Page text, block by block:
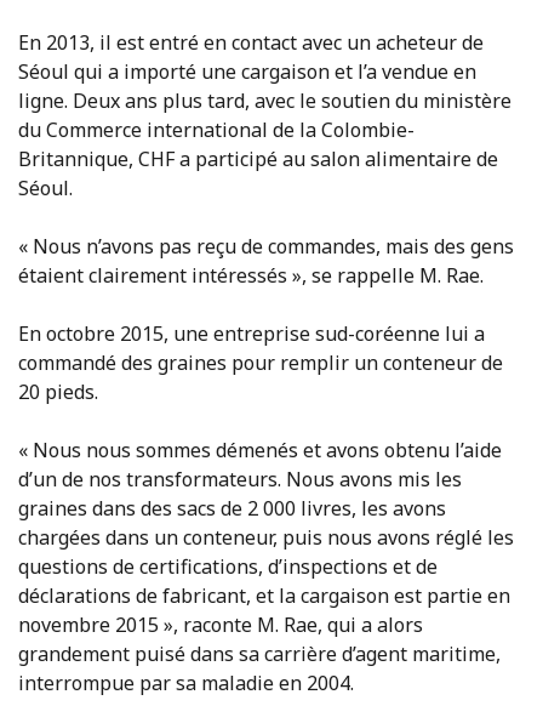
En 2013, il est entré en contact avec un acheteur de
Séoul qui a importé une cargaison et l’a vendue en
ligne. Deux ans plus tard, avec le soutien du ministère
du Commerce international de la Colombie-
Britannique, CHF a participé au salon alimentaire de
Séoul.
« Nous n’avons pas reçu de commandes, mais des gens
étaient clairement intéressés », se rappelle M. Rae.
En octobre 2015, une entreprise sud-coréenne lui a
commandé des graines pour remplir un conteneur de
20 pieds.
« Nous nous sommes démenés et avons obtenu l’aide
d’un de nos transformateurs. Nous avons mis les
graines dans des sacs de 2 000 livres, les avons
chargées dans un conteneur, puis nous avons réglé les
questions de certifications, d’inspections et de
déclarations de fabricant, et la cargaison est partie en
novembre 2015 », raconte M. Rae, qui a alors
grandement puisé dans sa carrière d’agent maritime,
interrompue par sa maladie en 2004.